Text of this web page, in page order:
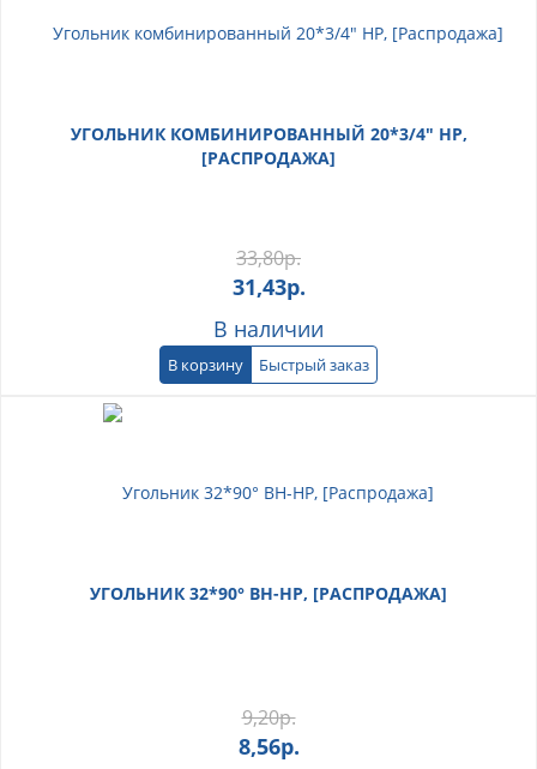
УГОЛЬНИК КОМБИНИРОВАННЫЙ 20*3/4" НР,
[РАСПРОДАЖА]
33,80р.
31,43р.
В наличии
В корзину Быстрый заказ
УГОЛЬНИК 32*90° ВН-НР, [РАСПРОДАЖА]
9,20р.
8,56р.